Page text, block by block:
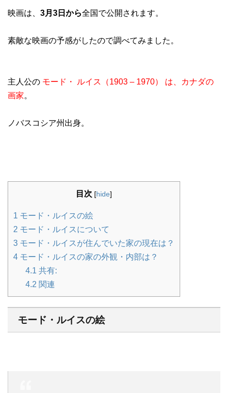
映画は、 3月3日から全国で公開されます。
素敵な映画の予感がしたので調べてみました。
主人公の モード・ ルイス（1903 – 1970） は、カナダの
画家。
ノバスコシア州出身。
目次 [hide]
1 モード・ルイスの絵
2 モード・ルイスについて
3 モード・ルイスが住んでいた家の現在は？
4 モード・ルイスの家の外観・内部は？
4.1 共有:
4.2 関連
モード・ルイスの絵